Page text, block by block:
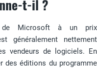
t-il ?
de Microsoft à un prix
généralement nettement
vendeurs de logiciels. En
des éditions du programme